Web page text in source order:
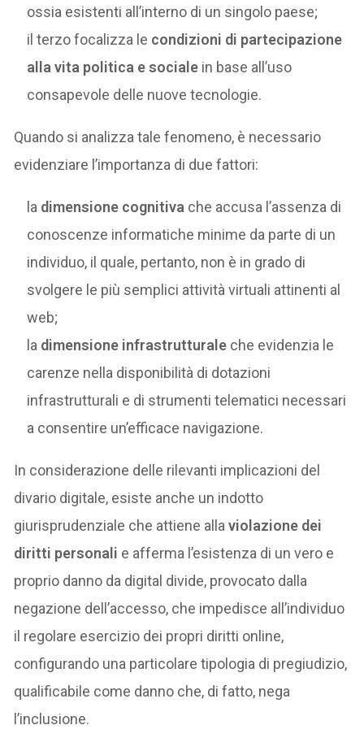
ossia esistenti all’interno di un singolo paese;
il terzo focalizza le condizioni di partecipazione
alla vita politica e sociale in base all’uso
consapevole delle nuove tecnologie.
Quando si analizza tale fenomeno, è necessario
evidenziare l’importanza di due fattori:
la dimensione cognitiva che accusa l’assenza di
conoscenze informatiche minime da parte di un
individuo, il quale, pertanto, non è in grado di
svolgere le più semplici attività virtuali attinenti al
web;
la dimensione infrastrutturale che evidenzia le
carenze nella disponibilità di dotazioni
infrastrutturali e di strumenti telematici necessari
a consentire un’efficace navigazione.
In considerazione delle rilevanti implicazioni del
divario digitale, esiste anche un indotto
giurisprudenziale che attiene alla violazione dei
diritti personali e afferma l’esistenza di un vero e
proprio danno da digital divide, provocato dalla
negazione dell’accesso, che impedisce all’individuo
il regolare esercizio dei propri diritti online,
configurando una particolare tipologia di pregiudizio,
qualificabile come danno che, di fatto, nega
l’inclusione.